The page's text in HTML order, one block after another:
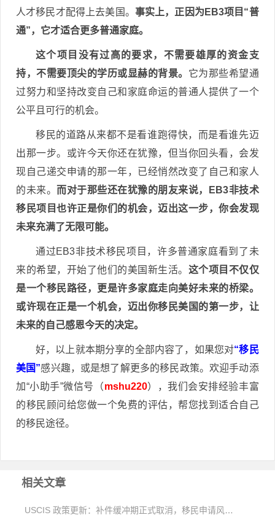
人才移民才配得上去美国。 事实上，正因为EB3项目“普
通”，它才适合更多普通家庭。
这个项目没有过高的要求，不需要雄厚的资金支
持，不需要顶尖的学历或显赫的背景。 它为那些希望通
过努力和坚持改变自己和家庭命运的普通人提供了一个
公平且可行的机会。
移民的道路从来都不是看谁跑得快，而是看谁先迈
出那一步。或许今天你还在犹豫，但当你回头看，会发
现自己递交申请的那一年，已经悄然改变了自己和家人
的未来。 而对于那些还在犹豫的朋友来说，EB3非技术
移民项目也许正是你们的机会，迈出这一步，你会发现
未来充满了无限可能。
通过EB3非技术移民项目，许多普通家庭看到了未
来的希望，开始了他们的美国新生活。 这个项目不仅仅
是一个移民路径，更是许多家庭走向美好未来的桥梁。
或许现在正是一个机会，迈出你移民美国的第一步，让
未来的自己感恩今天的决定。
好，以上就本期分享的全部内容了，如果您对“移民
美国”感兴趣，或是想了解更多的移民政策。欢迎手动添
加“小助手”微信号（mshu220），我们会安排经验丰富
的移民顾问给您做一个免费的评估，帮您找到适合自己
的移民途径。
相关文章